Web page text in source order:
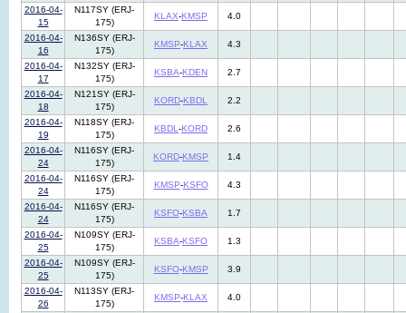
2016-04-
15
N117SY (ERJ-
175)
KLAX-KMSP 4.0
2016-04-
16
N136SY (ERJ-
175)
KMSP-KLAX 4.3
2016-04-
17
N132SY (ERJ-
175)
KSBA-KDEN 2.7
2016-04-
18
N121SY (ERJ-
175)
KORD-KBDL 2.2
2016-04-
19
N118SY (ERJ-
175)
KBDL -KORD 2.6
2016-04-
24
N116SY (ERJ-
175)
KORD-KMSP 1.4
2016-04-
24
N116SY (ERJ-
175)
KMSP-KSFO 4.3
2016-04-
24
N116SY (ERJ-
175)
KSFO-KSBA 1.7
2016-04-
25
N109SY (ERJ-
175)
KSBA-KSFO 1.3
2016-04-
25
N109SY (ERJ-
175)
KSFO-KMSP 3.9
2016-04-
26
N113SY (ERJ-
175)
KMSP-KLAX 4.0